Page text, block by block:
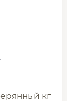
кг